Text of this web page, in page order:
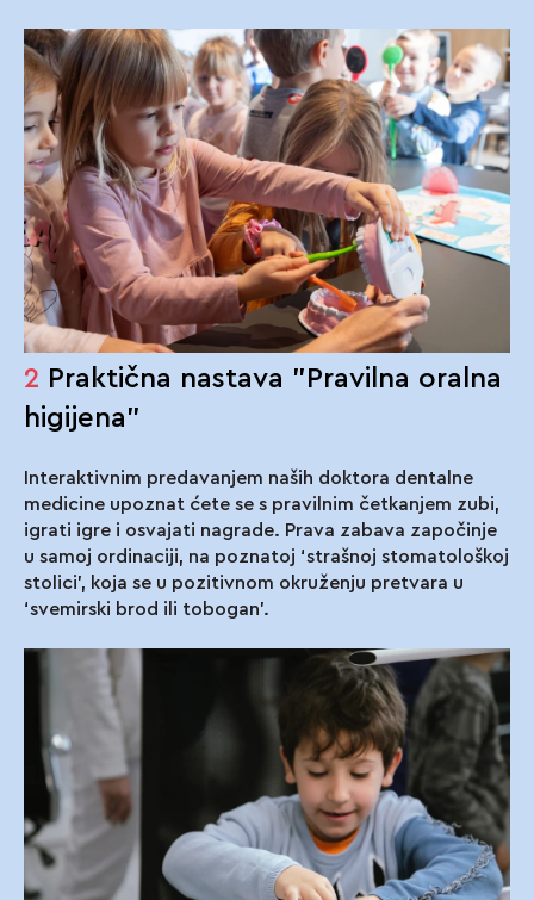
2 Praktična nastava "Pravilna oralna
higijena"
Interaktivnim predavanjem naših doktora dentalne
medicine upoznat ćete se s pravilnim četkanjem zubi,
igrati igre i osvajati nagrade. Prava zabava započinje
u samoj ordinaciji, na poznatoj ‘strašnoj stomatološkoj
stolici’, koja se u pozitivnom okruženju pretvara u
‘svemirski brod ili tobogan’.